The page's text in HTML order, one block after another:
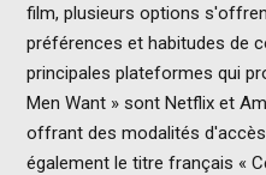
film, plusieurs options
préférences et habitudes de
principales plateformes qui
Men Want » sont Netflix et
offrant des modalités
également le titre français «